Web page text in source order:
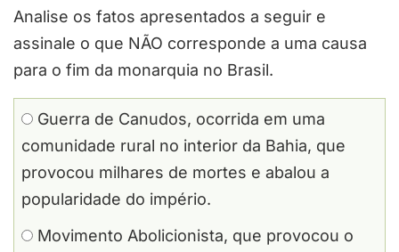
Analise os fatos apresentados a seguir e
assinale o que NÃO corresponde a uma causa
para o fim da monarquia no Brasil.
Guerra de Canudos, ocorrida em uma
comunidade rural no interior da Bahia, que
provocou milhares de mortes e abalou a
popularidade do império.
Movimento Abolicionista, que provocou o